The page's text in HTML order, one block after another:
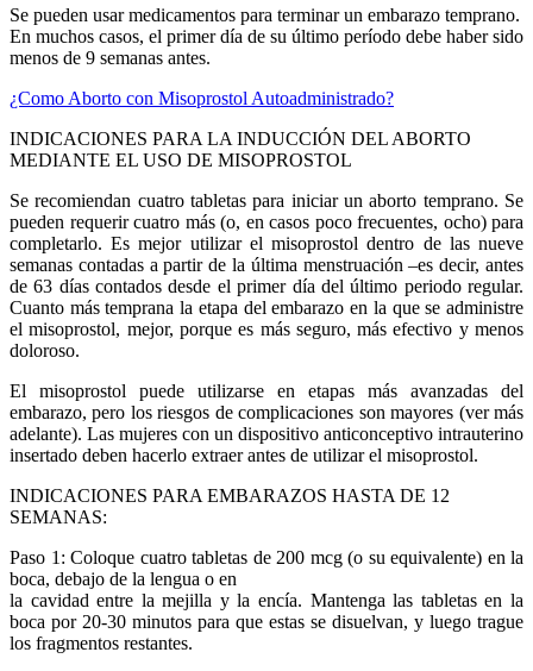
Se pueden usar medicamentos para terminar un embarazo temprano.
En muchos casos, el primer día de su último período debe haber sido
menos de 9 semanas antes.
¿Como Aborto con Misoprostol Autoadministrado?
INDICACIONES PARA LA INDUCCIÓN DEL ABORTO
MEDIANTE EL USO DE MISOPROSTOL
Se recomiendan cuatro tabletas para iniciar un aborto temprano. Se
pueden requerir cuatro más (o, en casos poco frecuentes, ocho) para
completarlo. Es mejor utilizar el misoprostol dentro de las nueve
semanas contadas a partir de la última menstruación –es decir, antes
de 63 días contados desde el primer día del último periodo regular.
Cuanto más temprana la etapa del embarazo en la que se administre
el misoprostol, mejor, porque es más seguro, más efectivo y menos
doloroso.
El misoprostol puede utilizarse en etapas más avanzadas del
embarazo, pero los riesgos de complicaciones son mayores (ver más
adelante). Las mujeres con un dispositivo anticonceptivo intrauterino
insertado deben hacerlo extraer antes de utilizar el misoprostol.
INDICACIONES PARA EMBARAZOS HASTA DE 12
SEMANAS:
Paso 1: Coloque cuatro tabletas de 200 mcg (o su equivalente) en la
boca, debajo de la lengua o en
la cavidad entre la mejilla y la encía. Mantenga las tabletas en la
boca por 20-30 minutos para que estas se disuelvan, y luego trague
los fragmentos restantes.